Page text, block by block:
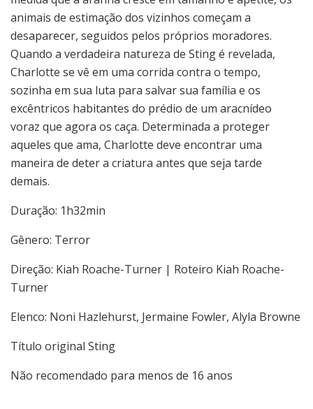
animais de estimação dos vizinhos começam a
desaparecer, seguidos pelos próprios moradores.
Quando a verdadeira natureza de Sting é revelada,
Charlotte se vê em uma corrida contra o tempo,
sozinha em sua luta para salvar sua família e os
excêntricos habitantes do prédio de um aracnídeo
voraz que agora os caça. Determinada a proteger
aqueles que ama, Charlotte deve encontrar uma
maneira de deter a criatura antes que seja tarde
demais.
Duração: 1h32min
Gênero: Terror
Direção: Kiah Roache-Turner | Roteiro Kiah Roache-
Turner
Elenco: Noni Hazlehurst, Jermaine Fowler, Alyla Browne
Título original Sting
Não recomendado para menos de 16 anos